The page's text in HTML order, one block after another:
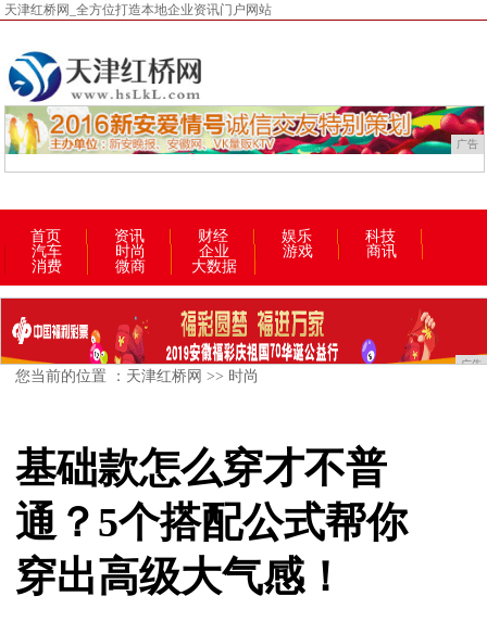
天津红桥网_全方位打造本地企业资讯门户网站
广告
首页 资讯 财经 娱乐
科技
汽车
时尚 企业 游戏
商讯
消费
微商 大数据
广告
您当前的位置 ： 天津红桥网 >> 时尚
基础款怎么穿才不普
通？5个搭配公式帮你
穿出高级大气感！